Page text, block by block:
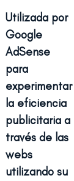
Utilizada por
Google
AdSense
para
experimentar
la eficiencia
publicitaria a
través de las
webs
utilizando su